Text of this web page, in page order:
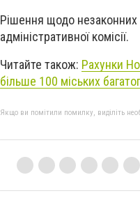
Рішення щодо незаконних
адміністративної комісії.
Читайте також: Рахунки
більше 100 міських
Якщо ви помітили помилку, виділіть